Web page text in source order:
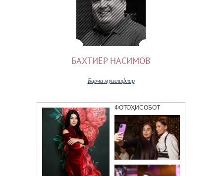
БАХТИЁР НАСИМОВ
Барча муаллифлар
ФОТОҲИСОБОТ